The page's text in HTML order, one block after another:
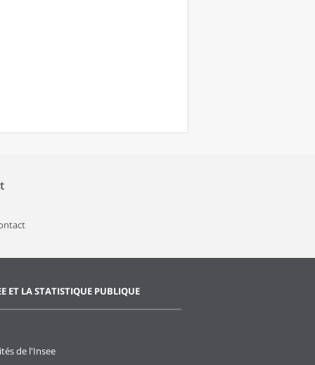
ET LA STATISTIQUE PUBLIQUE
de l'Insee